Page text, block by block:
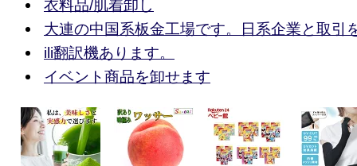
衣料品/肌着卸し
大連の中国系板金工場です。日系企業と取引
ili翻訳機あります。
イベント商品を卸せます